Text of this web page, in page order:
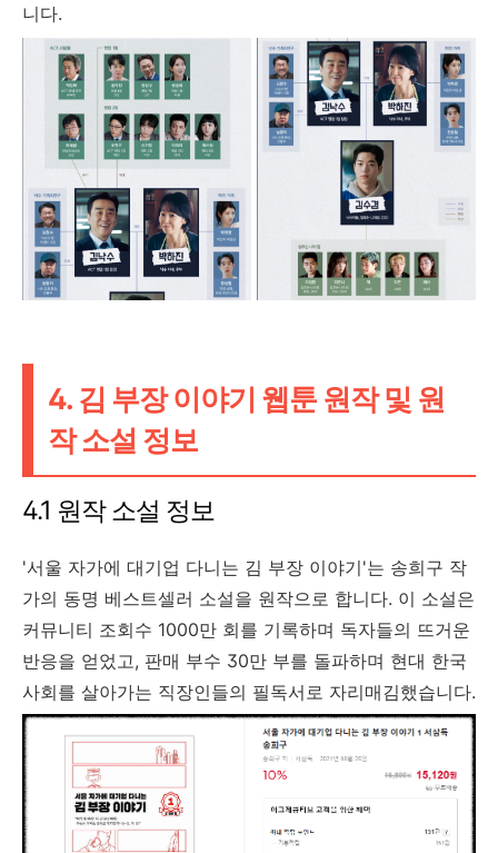
니다.
4. 김 부장 이야기 웹툰 원작 및 원
작 소설 정보
4.1 원작 소설 정보
'서울 자가에 대기업 다니는 김 부장 이야기'는 송희구 작
가의 동명 베스트셀러 소설을 원작으로 합니다. 이 소설은
커뮤니티 조회수 1000만 회를 기록하며 독자들의 뜨거운
반응을 얻었고, 판매 부수 30만 부를 돌파하며 현대 한국
사회를 살아가는 직장인들의 필독서로 자리매김했습니다.